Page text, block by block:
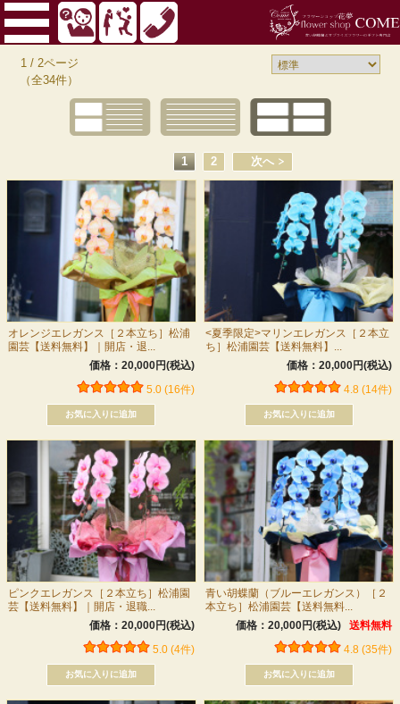
1 / 2ページ
（全34件）
1 2 次へ
オレンジエレガンス［２本立ち］松浦
園芸【送料無料】｜開店・退...
価格：20,000円(税込)
5.0 (16件)
<夏季限定>マリンエレガンス［２本立
ち］松浦園芸【送料無料】...
価格：20,000円(税込)
4.8 (14件)
ピンクエレガンス［２本立ち］松浦園
芸【送料無料】｜開店・退職...
価格：20,000円(税込)
5.0 (4件)
青い胡蝶蘭（ブルーエレガンス）［２
本立ち］松浦園芸【送料無料...
価格：20,000円(税込)
送料無料
4.8 (35件)